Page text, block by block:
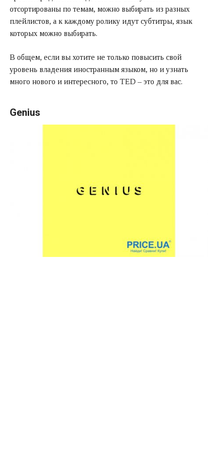
отсортированы по темам, можно выбирать из разных
плейлистов, а к каждому ролику идут субтитры, язык
которых можно выбирать.
В общем, если вы хотите не только повысить свой
уровень владения иностранным языком, но и узнать
много нового и интересного, то TED – это для вас.
Genius